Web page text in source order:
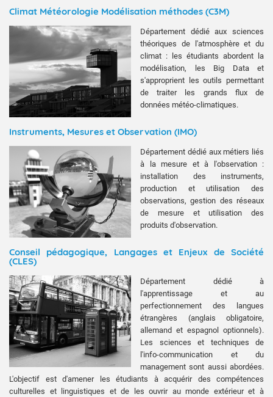
Climat Météorologie Modélisation méthodes (C3M)
Département dédié aux sciences
théoriques de l'atmosphère et du
climat : les étudiants abordent la
modélisation, les Big Data et
s'approprient les outils permettant
de traiter les grands flux de
données météo-climatiques.
Instruments, Mesures et Observation (IMO)
Département dédié aux métiers liés
à la mesure et à l'observation :
installation des instruments,
production et utilisation des
observations, gestion des réseaux
de mesure et utilisation des
produits d'observation.
Conseil pédagogique, Langages et Enjeux de Société
(CLES)
Département dédié à
l'apprentissage et au
perfectionnement des langues
étrangères (anglais obligatoire,
allemand et espagnol optionnels).
Les sciences et techniques de
l'info-communication et du
management sont aussi abordées.
L'objectif est d'amener les étudiants à acquérir des compétences
culturelles et linguistiques et de les ouvrir au monde extérieur et à